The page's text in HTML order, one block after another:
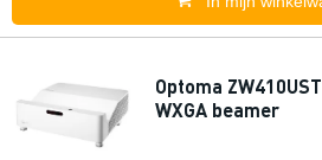
Optoma
WXGA beamer